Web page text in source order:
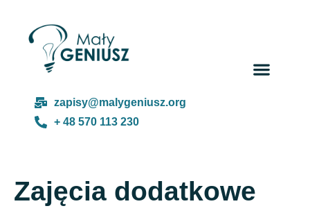
zapisy@malygeniusz.org
+ 48 570 113 230
Zajęcia dodatkowe